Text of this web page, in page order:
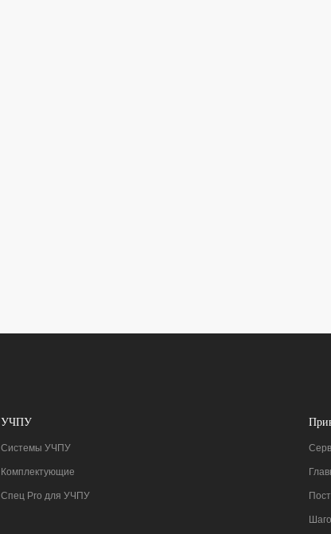
УЧПУ
Системы УЧПУ
Комплектующие
Спец Pro для УЧПУ